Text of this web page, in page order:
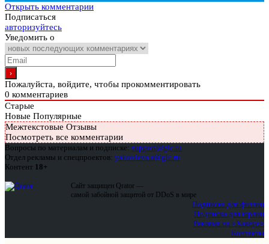
Открыть комментарии
Подписаться
авторизуйтесь
Уведомить о
Пожалуйста, войдите, чтобы прокомментировать
0 комментариев
Старые
Новые Популярные
Межтекстовые Отзывы
Посмотреть все комментарии
Вопросы по материалам и подписке: support@glc.ru
Отдел рекламы и спецпроектов: yakovleva.a@glc.ru
Контент 18+
Сайт защищен Qrator —
самой забойной защитой от DDoS в мире
Подписка для физлиц
Подписка для юрлиц
Реклама на «Хакере»
Контакты